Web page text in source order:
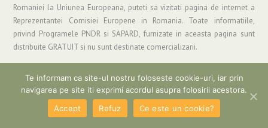
Romaniei la Uniunea Europeana, puteti sa vizitati pagina de internet a
Reprezentantei Comisiei Europene in Romania. Toate informatiile,
privind Programele PNDR si SAPARD, furnizate in aceasta pagina sunt
distribuite GRATUIT si nu sunt destinate comercializarii.
Copyright © 2019 Asociatia "Grup de Actiune Locala Parang" | Informatii si
Suport: gal_parang@yahoo.com
Te informam ca site-ul nostru foloseste cookie-uri, iar prin
navigarea pe site iti exprimi acordul asupra folosirii acestora.
Accept
Refuz Ce este un cookie?